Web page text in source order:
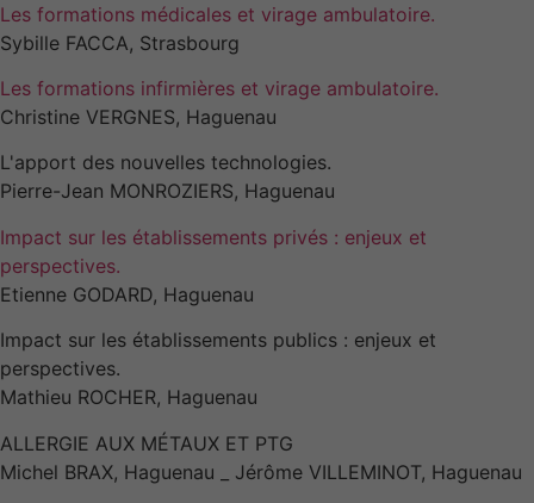
Les formations médicales et virage ambulatoire.
Sybille FACCA, Strasbourg
Les formations infirmières et virage ambulatoire.
Christine VERGNES, Haguenau
L'apport des nouvelles technologies.
Pierre-Jean MONROZIERS, Haguenau
Impact sur les établissements privés : enjeux et
perspectives.
Etienne GODARD, Haguenau
Impact sur les établissements publics : enjeux et
perspectives.
Mathieu ROCHER, Haguenau
ALLERGIE AUX MÉTAUX ET PTG
Michel BRAX, Haguenau _ Jérôme VILLEMINOT, Haguenau